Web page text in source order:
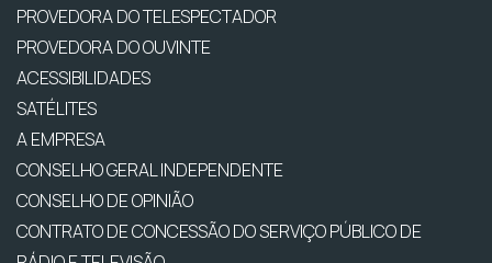
PROVEDORA DO TELESPECTADOR
PROVEDORA DO OUVINTE
ACESSIBILIDADES
SATÉLITES
A EMPRESA
CONSELHO GERAL INDEPENDENTE
CONSELHO DE OPINIÃO
CONTRATO DE CONCESSÃO DO SERVIÇO PÚBLICO DE